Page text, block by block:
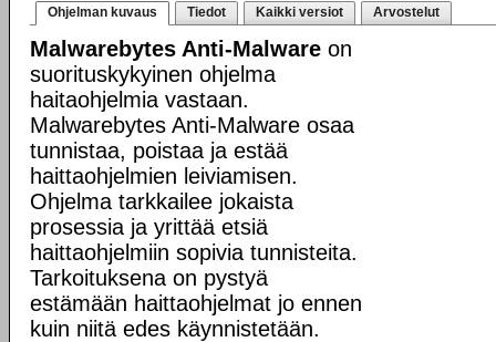
Ohjelman kuvaus Tiedot Kaikki versiot Arvostelut
Malwarebytes Anti-Malware on
suorituskykyinen ohjelma
haitaohjelmia vastaan.
Malwarebytes Anti-Malware osaa
tunnistaa, poistaa ja estää
haittaohjelmien leiviamisen.
Ohjelma tarkkailee jokaista
prosessia ja yrittää etsiä
haittaohjelmiin sopivia tunnisteita.
Tarkoituksena on pystyä
estämään haittaohjelmat jo ennen
kuin niitä edes käynnistetään.